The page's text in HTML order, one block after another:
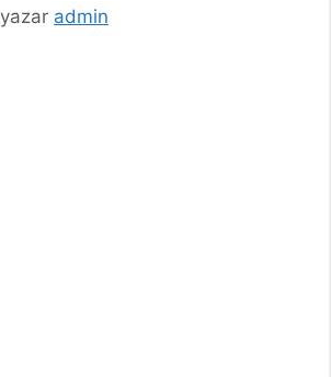
yazar admin